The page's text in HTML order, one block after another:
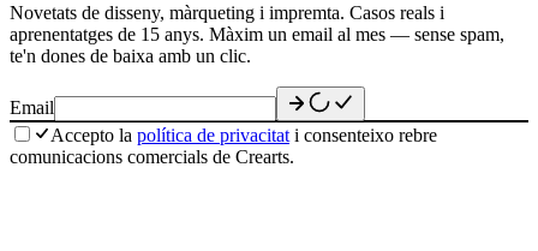
Novetats de disseny, màrqueting i impremta. Casos reals i
aprenentatges de 15 anys. Màxim un email al mes — sense spam,
te'n dones de baixa amb un clic.
Email
Accepto la política de privacitat i consenteixo rebre
comunicacions comercials de Crearts.